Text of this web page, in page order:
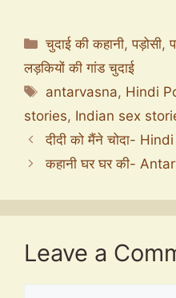
Categories
चुदाई की कहानी,पड़ोसी,
लड़कियों की गांड चुदाई
Tags
antarvasna, Hindi
stories, Indian sex
दीदी को मैंने चोदा-
कहानी घर घर की-
Leave a